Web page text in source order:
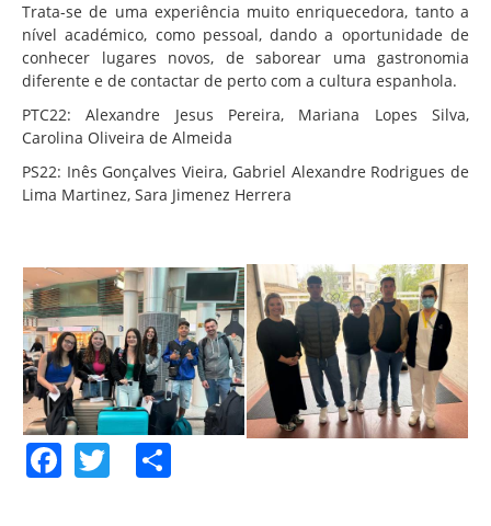
Exames
Associação de Estudantes
Erasmus+
Calendário Escolar
Manuais Escolares
Secretarias
Bibliotecas
Reprografias/Papelarias
Bufetes/Bares
Refeitórios
Trata-se de uma experiência muito enriquecedora, tanto a
nível académico, como pessoal, dando a oportunidade de
conhecer lugares novos, de saborear uma gastronomia
diferente e de contactar de perto com a cultura espanhola.
PTC22: Alexandre Jesus Pereira, Mariana Lopes Silva,
Carolina Oliveira de Almeida
PS22: Inês Gonçalves Vieira, Gabriel Alexandre Rodrigues de
Lima Martinez, Sara Jimenez Herrera
Facebook
Twitter